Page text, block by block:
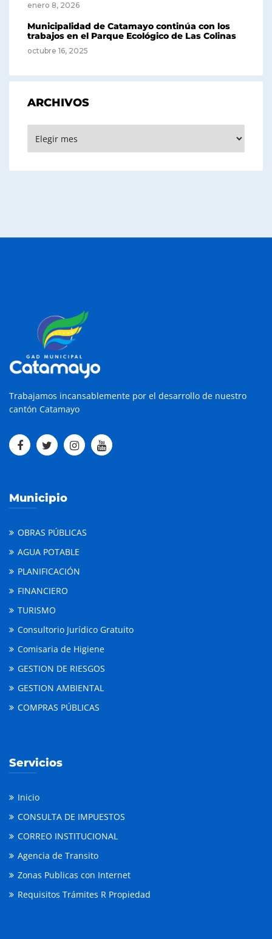
enero 8, 2026
Municipalidad de Catamayo continúa con los
trabajos en el Parque Ecológico de Las Colinas
octubre 16, 2025
ARCHIVOS
Trabajamos incansablemente por el desarrollo de nuestro
cantón Catamayo
Municipio
OBRAS PÚBLICAS
AGUA POTABLE
PLANIFICACIÓN
FINANCIERO
TURISMO
Consultorio Jurídico Gratuito
Comisaria de Higiene
GESTION DE RIESGOS
GESTION AMBIENTAL
COMPRAS PÚBLICAS
Servicios
Inicio
CONSULTA DE IMPUESTOS
CORREO INSTITUCIONAL
Agencia de Transito
Zonas Publicas con Internet
Requisitos Trámites R Propiedad